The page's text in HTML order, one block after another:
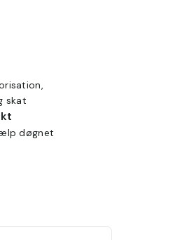
skat
døgnet